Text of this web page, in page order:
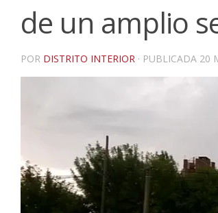
de un amplio
POR DISTRITO INTERIOR · PUBLICADA 20